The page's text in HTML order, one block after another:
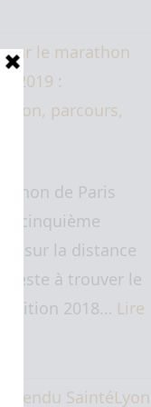
sur le marathon
2019 :
parcours,
de Paris
cinquième
sur la distance
(reste à trouver le
2018… Lire
rendu SaintéLyon